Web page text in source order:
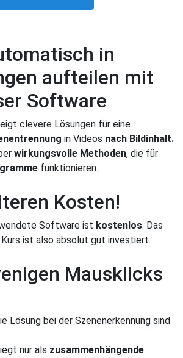
in
aufteilen mit
Software
clevere Lösungen für eine
in Videos nach Bildinhalt.
wirkungsvolle Methoden, die für
funktionieren.
Kosten!
Software ist kostenlos. Das
ist also absolut gut investiert.
Mausklicks
Lösung bei der Szenenerkennung sind
nur als zusammenhängende